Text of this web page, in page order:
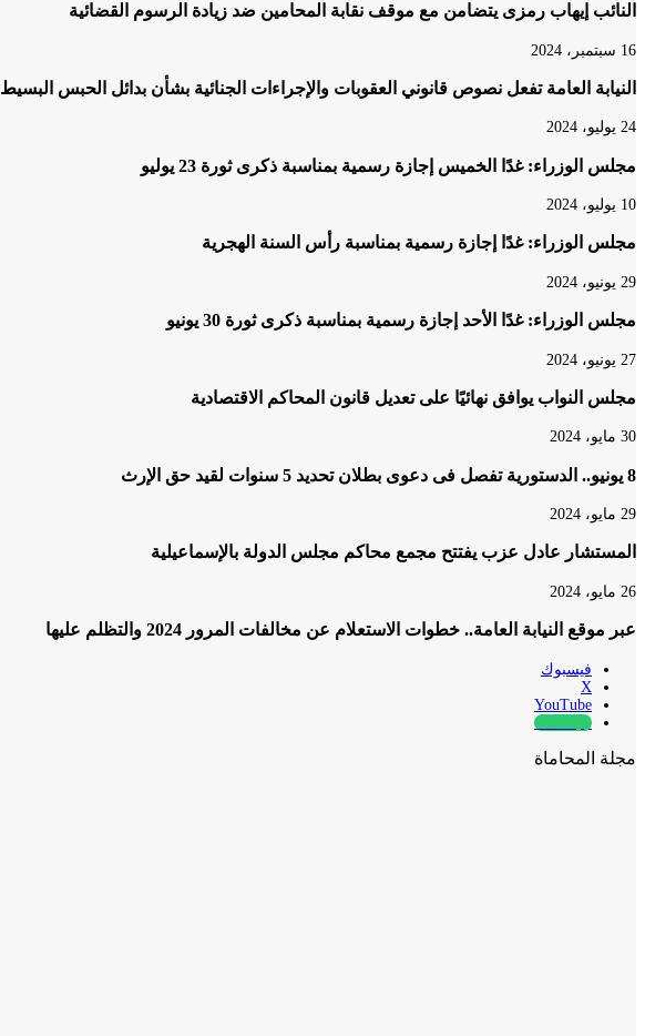
النائب إيهاب رمزى يتضامن مع موقف نقابة المحامين ضد زيادة الرسوم القضائية
16 سبتمبر، 2024
النيابة العامة تفعل نصوص قانوني العقوبات والإجراءات الجنائية بشأن بدائل الحبس البسيط
24 يوليو، 2024
مجلس الوزراء: غدًا الخميس إجازة رسمية بمناسبة ذكرى ثورة 23 يوليو
10 يوليو، 2024
مجلس الوزراء: غدًا إجازة رسمية بمناسبة رأس السنة الهجرية
29 يونيو، 2024
مجلس الوزراء: غدًا الأحد إجازة رسمية بمناسبة ذكرى ثورة 30 يونيو
27 يونيو، 2024
مجلس النواب يوافق نهائيًا على تعديل قانون المحاكم الاقتصادية
30 مايو، 2024
8 يونيو.. الدستورية تفصل فى دعوى بطلان تحديد 5 سنوات لقيد حق الإرث
29 مايو، 2024
المستشار عادل عزب يفتتح مجمع محاكم مجلس الدولة بالإسماعيلية
26 مايو، 2024
عبر موقع النيابة العامة.. خطوات الاستعلام عن مخالفات المرور 2024 والتظلم عليها
فيسبوك
‫X
‫YouTube
whatsapp
مجلة المحاماة